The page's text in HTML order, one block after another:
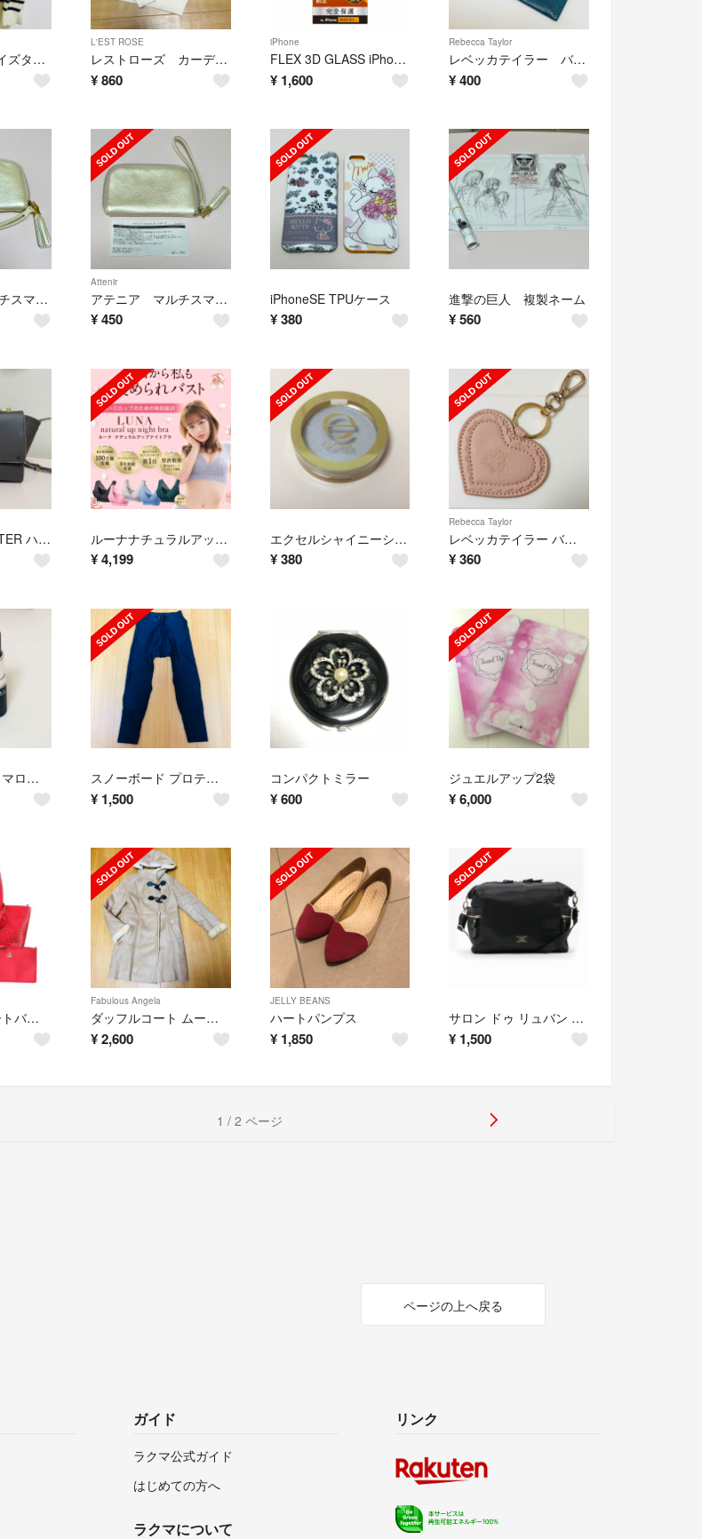
GU オーバーサイズタートルニット
L'EST ROSE
レストローズ カーディガン
¥860
iPhone
FLEX 3D GLASS iPhone12/12Pro のぞき見防止
¥ 1,600
Rebecca Taylor
レベッカテイラー バッグチャームポーチ ブルーグリーン
¥400
アテニア マルチスマートポーチ
Attenir
アテニア マルチスマートポーチ
¥450
iPhoneSE TPUケース
¥ 380
進撃の巨人 複製ネーム
¥560
PAUL&JOE SISTER ハンドバッグ ショルダー グレー ルーナナチュラルアップナイトブラ S ピンク
¥4,199
エクセルシャイニーシャドウN アイスグレー
¥ 380
Rebecca Taylor
レベッカテイラー バッグチャーム
¥360
リンメル マシュマロルックリップスティック スノーボード プロテクター
¥ 1,500
コンパクトミラー
¥ 600
ジュエルアップ2袋
¥6,000
クレイサス トートバッグ ピンク
Fabulous Angela
ダッフルコート ムートンコート ベージュ
¥2,600
JELLY BEANS
ハートパンプス
¥ 1,850
サロン ドゥ リュバン 3WAYショルダーバッグ
¥ 1,500
1 / 2 ページ
ページの上へ戻る
ガイド
ラクマ公式ガイド
はじめての方へ
ラクマについて
リンク